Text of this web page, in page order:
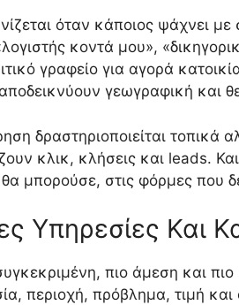
όταν κάποιος ψάχνει
κοντά μου»,
γραφείο για αγορά
γεωγραφική και
δραστηριοποιείται τοπικά
κλικ, κλήσεις και leads.
μπορούσε, στις φόρμες που
Υπηρεσίες Και
πιο άμεση και
περιοχή, πρόβλημα, τιμή και